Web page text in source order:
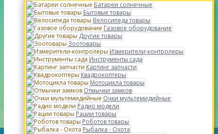
Батареи солнечные
Бытовые товары
Велосипеда товары
Газовое оборудование
Другие товары
Зоотовары
Измерители-контролеры
Инструменты сада
Картинг запчасти
Квадрокоптеры
Мотоцикла товары
Отмычки замков
Очки мультемидийные
Радио модели
Рации товары
Роботов товары
Рыбалка - Охота